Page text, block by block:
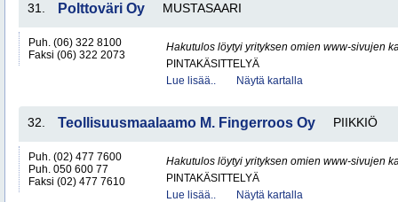
31. Polttoväri Oy MUSTASAARI
Puh. (06) 322 8100
Faksi (06) 322 2073
Hakutulos löytyi yrityksen omien www-sivujen
PINTAKÄSITTELYÄ
Lue lisää..
Näytä kartalla
32. Teollisuusmaalaamo M. Fingerroos Oy PIIKKIÖ
Puh. (02) 477 7600
Puh. 050 600 77
Faksi (02) 477 7610
Hakutulos löytyi yrityksen omien www-sivujen
PINTAKÄSITTELYÄ
Lue lisää..
Näytä kartalla